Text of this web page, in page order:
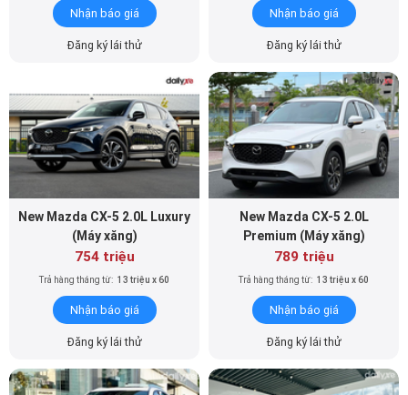
Nhận báo giá
Đăng ký lái thử
Nhận báo giá
Đăng ký lái thử
New Mazda CX-5 2.0L Luxury
(Máy xăng)
754 triệu
Trả hàng tháng từ: 13 triệu x 60
Nhận báo giá
Đăng ký lái thử
New Mazda CX-5 2.0L
Premium (Máy xăng)
789 triệu
Trả hàng tháng từ: 13 triệu x 60
Nhận báo giá
Đăng ký lái thử